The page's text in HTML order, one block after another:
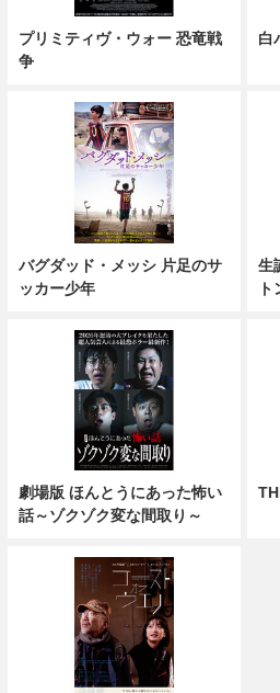
プリミティヴ・ウォー 恐竜戦
争
白
バグダッド・メッシ 片足のサ
ッカー少年
生
劇場版 ほんとうにあった怖い
話～ゾクゾク変な間取り～